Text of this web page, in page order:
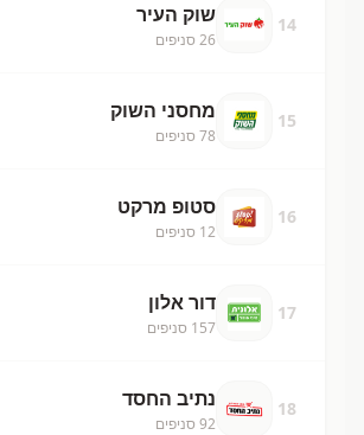
14 שוק העיר
26 סניפים
15 מחסני השוק
78 סניפים
16 סטופ מרקט
12 סניפים
17 דור אלון
157 סניפים
18 נתיב החסד
92 סניפים